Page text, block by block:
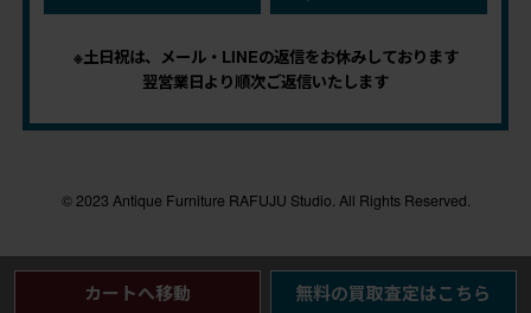
※土日祝は、メール・LINEの返信をお休みしております
翌営業日より順次ご返信いたします
© 2023 Antique Furniture RAFUJU Studio. All Rights Reserved.
カートへ移動 無料の買取査定はこちら